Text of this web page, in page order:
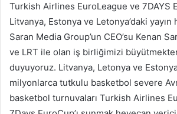
Turkish Airlines EuroLeague ve 7DAYS
Litvanya, Estonya ve Letonya’daki yayın
Saran Media Group’un CEO’su Kenan
ve LRT ile olan iş birliğimizi
duyuyoruz. Litvanya, Letonya ve
milyonlarca tutkulu basketbol severe
basketbol turnuvaları Turkish Airlines